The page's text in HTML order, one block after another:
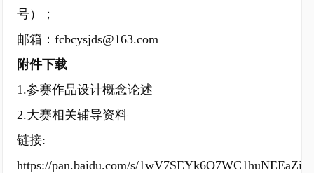
号）；
邮箱：fcbcysjds@163.com
附件下载
1.参赛作品设计概念论述
2.大赛相关辅导资料
链接:
https://pan.baidu.com/s/